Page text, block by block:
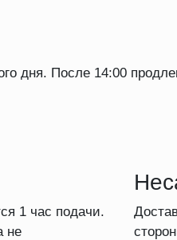
дня. После 14:00
1 час подачи.
не